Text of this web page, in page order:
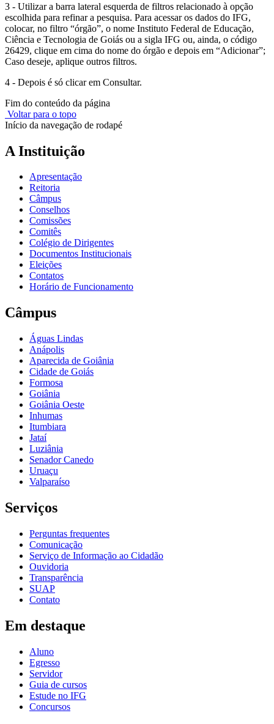
3 - Utilizar a barra lateral esquerda de filtros relacionado à opção
escolhida para refinar a pesquisa. Para acessar os dados do IFG,
colocar, no filtro “órgão”, o nome Instituto Federal de Educação,
Ciência e Tecnologia de Goiás ou a sigla IFG ou, ainda, o código
26429, clique em cima do nome do órgão e depois em “Adicionar”;
Caso deseje, aplique outros filtros.
4 - Depois é só clicar em Consultar.
Fim do conteúdo da página
Voltar para o topo
Início da navegação de rodapé
A Instituição
Apresentação
Reitoria
Câmpus
Conselhos
Comissões
Comitês
Colégio de Dirigentes
Documentos Institucionais
Eleições
Contatos
Horário de Funcionamento
Câmpus
Águas Lindas
Anápolis
Aparecida de Goiânia
Cidade de Goiás
Formosa
Goiânia
Goiânia Oeste
Inhumas
Itumbiara
Jataí
Luziânia
Senador Canedo
Uruaçu
Valparaíso
Serviços
Perguntas frequentes
Comunicação
Serviço de Informação ao Cidadão
Ouvidoria
Transparência
SUAP
Contato
Em destaque
Aluno
Egresso
Servidor
Guia de cursos
Estude no IFG
Concursos